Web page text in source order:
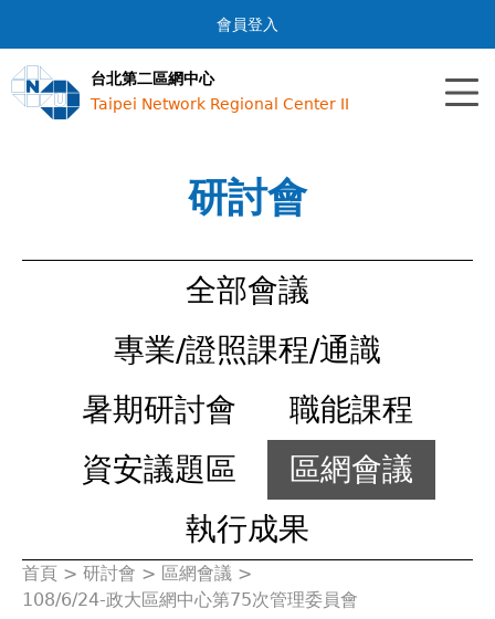
Jump to navigation
會員登入
台北第二區網中心
Taipei Network Regional Center II
研討會
全部會議
專業/證照課程/通識
暑期研討會
職能課程
資安議題區
區網會議
執行成果
您
首頁 > 研討會 > 區網會議 >
108/6/24-政大區網中心第75次管理委員會